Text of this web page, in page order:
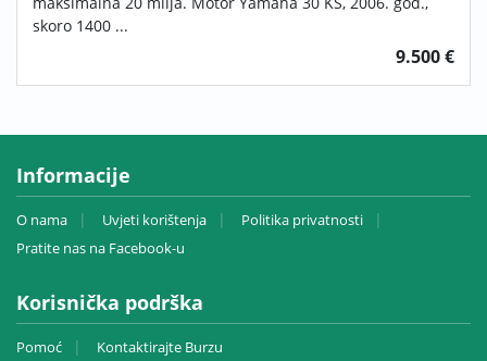
skoro 1400 ...
9.500 €
Informacije
O nama Uvjeti korištenja
Politika privatnosti
Pratite nas na Facebook-u
Korisnička podrška
Pomoć Kontaktirajte Burzu